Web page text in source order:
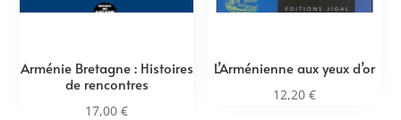
Arménie Bretagne : Histoires
de rencontres
17,00€
L’Arménienne aux yeux d’or
12,20 €